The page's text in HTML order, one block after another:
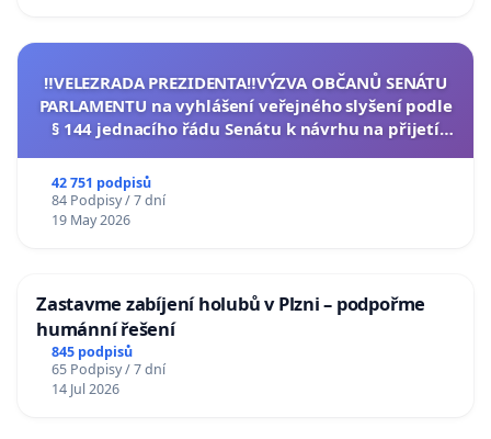
‼️VELEZRADA PREZIDENTA‼️VÝZVA OBČANŮ SENÁTU
PARLAMENTU na vyhlášení veřejného slyšení podle
§ 144 jednacího řádu Senátu k návrhu na přijetí
42 751 podpisů
84 Podpisy / 7 dní
19 May 2026
Zastavme zabíjení holubů v Plzni – podpořme
humánní řešení
845 podpisů
65 Podpisy / 7 dní
14 Jul 2026